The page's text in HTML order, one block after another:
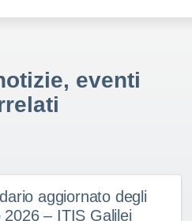
eventi
aggiornato degli
– ITIS Galilei